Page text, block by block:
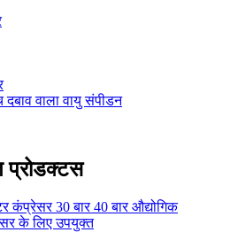
दबाव वाला वायु संपीडन
प्रोडक्टस